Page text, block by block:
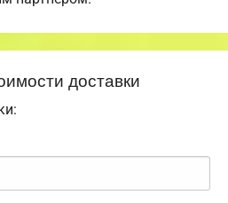
доставки